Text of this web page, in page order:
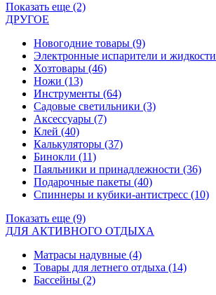
Показать еще (2)
ДРУГОЕ
Новогодние товары (9)
Электронные испарители и жидкости
Хозтовары (46)
Ножи (13)
Инструменты (64)
Садовые светильники (3)
Аксессуары (7)
Клей (40)
Калькуляторы (37)
Бинокли (11)
Паяльники и принадлежности (36)
Подарочные пакеты (40)
Спиннеры и кубики-антистресс (10)
Показать еще (9)
ДЛЯ АКТИВНОГО ОТДЫХА
Матрасы надувные (4)
Товары для летнего отдыха (14)
Бассейны (2)